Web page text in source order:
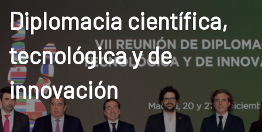
Diplomacia científica,
tecnológica y de
innovación